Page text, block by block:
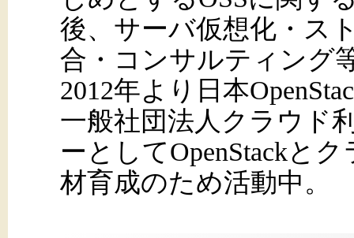
後、サーバ仮想化・ス
合・コンサルティング
2012年より日本
一般社団法人クラウド
ーとしてOpenStackと
材育成のため活動中。